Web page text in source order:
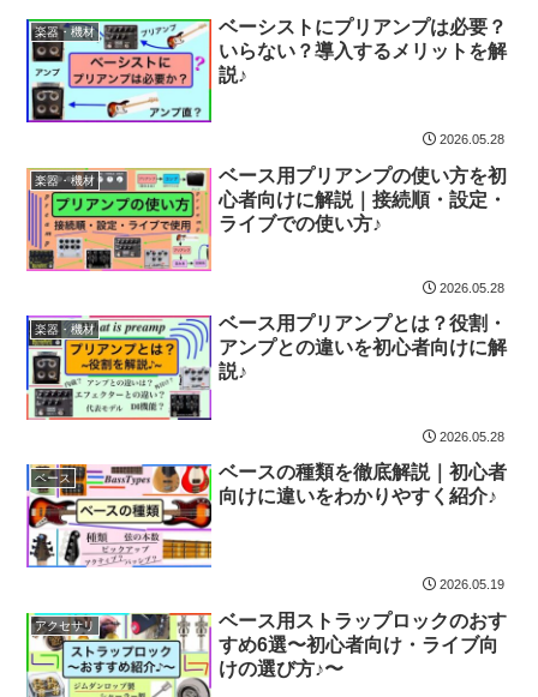
楽器・機材
ベーシストにプリアンプは必要？
いらない？導入するメリットを解
説♪
2026.05.28
楽器・機材
ベース用プリアンプの使い方を初
心者向けに解説｜接続順・設定・
ライブでの使い方♪
2026.05.28
楽器・機材
ベース用プリアンプとは？役割・
アンプとの違いを初心者向けに解
説♪
2026.05.28
ベース
ベースの種類を徹底解説｜初心者
向けに違いをわかりやすく紹介♪
2026.05.19
アクセサリ
ベース用ストラップロックのおす
すめ6選〜初心者向け・ライブ向
けの選び方♪〜